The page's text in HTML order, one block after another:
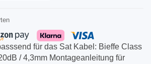
für das Sat Kabel: Bieffe Class
/ 4,3mm Montageanleitung für